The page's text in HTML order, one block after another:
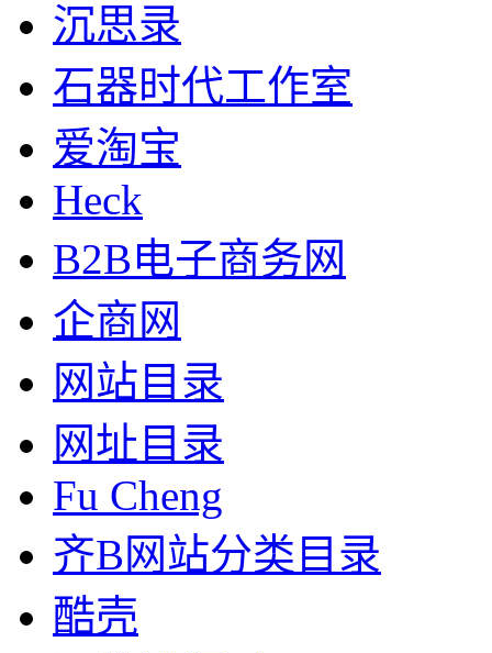
沉思录
石器时代工作室
爱淘宝
Heck
B2B电子商务网
企商网
网站目录
网址目录
Fu Cheng
齐B网站分类目录
酷壳